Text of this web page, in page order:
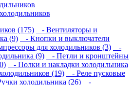
(175)
- Вентиляторы и
(9)
- Кнопки и выключатели
для холодильников (3)
-
(9)
- Петли и кронштейны
- Полки и накладки холодильника
(19)
- Реле пусковые
холодильника (26)
-